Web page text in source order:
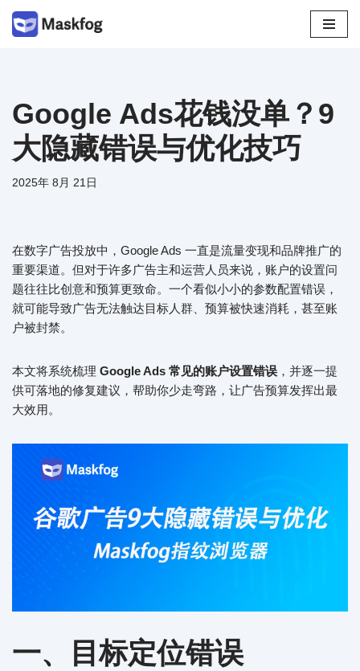
文
Google Ads花钱没单？9
大隐藏错误与优化技巧
2025年 8月 21日
在数字广告投放中，Google Ads 一直是流量变现和品牌推广的
重要渠道。但对于许多广告主和运营人员来说，账户的设置问
题往往比创意和预算更致命。一个看似小小的参数配置错误，
就可能导致广告无法触达目标人群、预算被快速消耗，甚至账
户被封禁。
本文将系统梳理 Google Ads 常见的账户设置错误 ，并逐一提
供可落地的修复建议，帮助你少走弯路，让广告预算发挥出最
大效用。
一、目标定位错误